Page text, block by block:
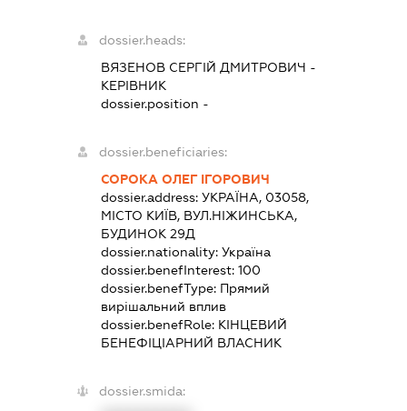
dossier.heads:
ВЯЗЕНОВ СЕРГІЙ ДМИТРОВИЧ -
КЕРІВНИК
dossier.position -
dossier.beneficiaries:
СОРОКА ОЛЕГ ІГОРОВИЧ
dossier.address: УКРАЇНА, 03058,
МІСТО КИЇВ, ВУЛ.НІЖИНСЬКА,
БУДИНОК 29Д
dossier.nationality: Україна
dossier.benefInterest: 100
dossier.benefType: Прямий
вирішальний вплив
dossier.benefRole: КІНЦЕВИЙ
БЕНЕФІЦІАРНИЙ ВЛАСНИК
dossier.smida: